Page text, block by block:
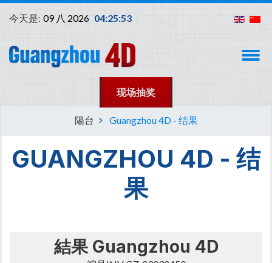
今天是: 09 八 2026 04:25:53
现场抽奖
陽台 Guangzhou 4D - 结果
GUANGZHOU 4D - 结
果
結果 Guangzhou 4D